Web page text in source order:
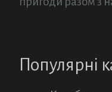
Популярні